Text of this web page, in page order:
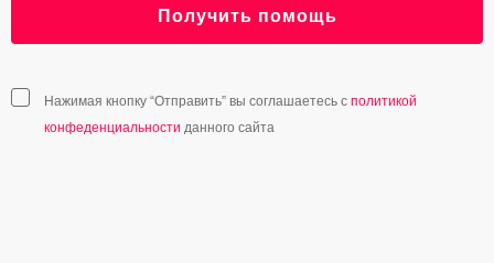
Получить помощь
Нажимая кнопку “Отправить” вы соглашаетесь с политикой
конфеденциальности данного сайта